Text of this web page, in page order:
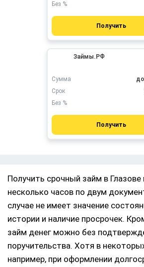
Без %
Получить
Займы.РФ
Сумма
Срок
Без %
Получить
Получить срочный займ в
несколько часов по двум
случае не имеет значение
истории и наличие просрочек.
займ денег можно без
поручительства. Хотя в
например, при оформлении